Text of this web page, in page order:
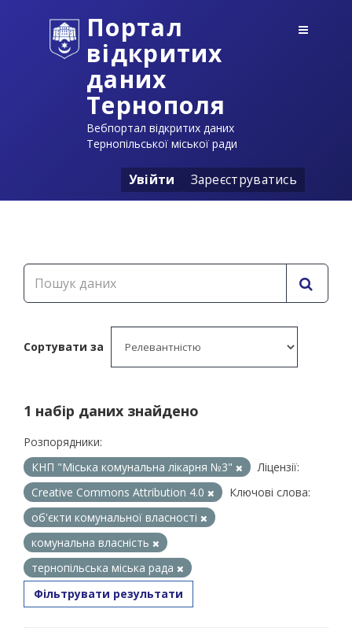
Портал
відкритих
даних
Тернополя
Вебпортал відкритих даних
Тернопільської міської ради
Увійти Зареєструватись
Сортувати за
1 набір даних знайдено
Розпорядники:
КНП "Міська комунальна лікарня №3"
Ліцензії:
Creative Commons Attribution 4.0
Ключові слова:
об'єкти комунальної власності
комунальна власність
тернопільська міська рада
Фільтрувати результати